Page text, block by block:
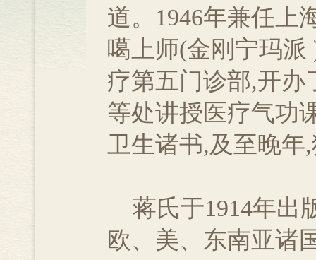
道。1946年兼任上
噶上师(金刚宁玛
疗第五门诊部,开办
等处讲授医疗气功
卫生诸书,及至晚年
蒋氏于1914年出
欧、美、东南亚诸